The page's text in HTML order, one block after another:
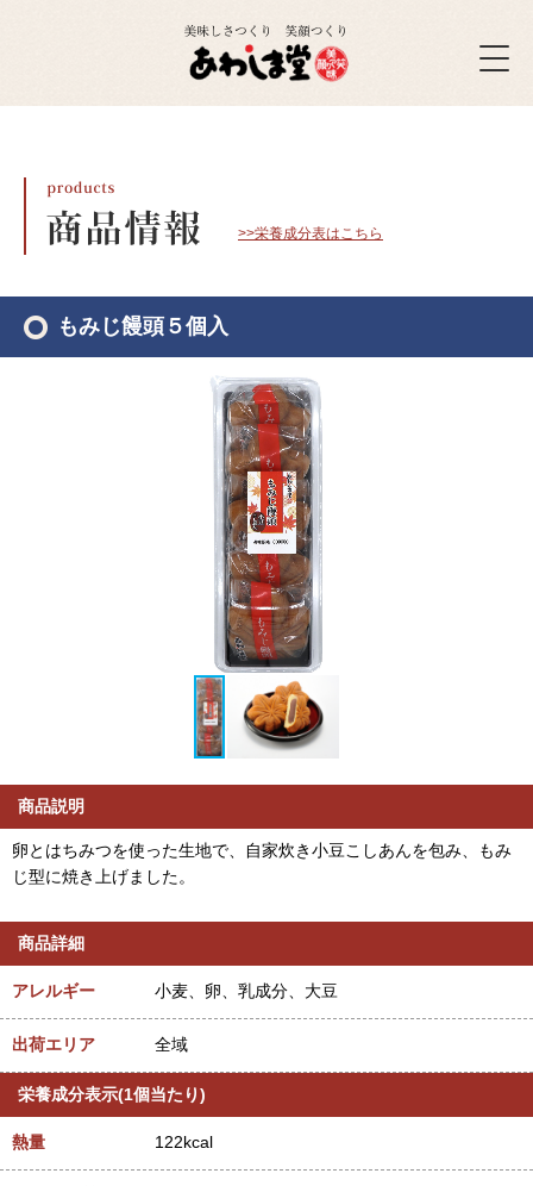
>>栄養成分表はこちら
もみじ饅頭５個入
商品説明
卵とはちみつを使った生地で、自家炊き小豆こしあんを包み、もみ
じ型に焼き上げました。
商品詳細
アレルギー 小麦、卵、乳成分、大豆
出荷エリア 全域
栄養成分表示(1個当たり)
熱量 122kcal